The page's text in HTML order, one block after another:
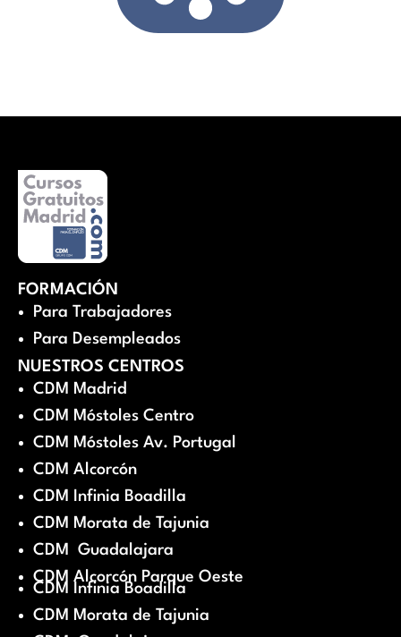
FORMACIÓN
Para Trabajadores
Para Desempleados
NUESTROS CENTROS
CDM Madrid
CDM Móstoles Centro
CDM Móstoles Av. Portugal
CDM Alcorcón
CDM Infinia Boadilla
CDM Morata de Tajunia
CDM Guadalajara
CDM Alcorcón Parque Oeste
CDM Infinia Boadilla
CDM Morata de Tajunia